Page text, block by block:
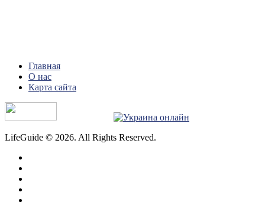
Главная
О нас
Карта сайта
LifeGuide © 2026. All Rights Reserved.